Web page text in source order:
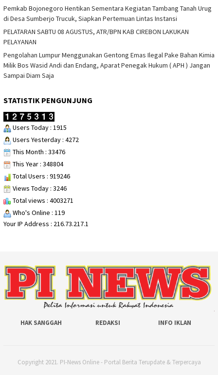
Pemkab Bojonegoro Hentikan Sementara Kegiatan Tambang Tanah Urug
di Desa Sumberjo Trucuk, Siapkan Pertemuan Lintas Instansi
PELATARAN SABTU 08 AGUSTUS, ATR/BPN KAB CIREBON LAKUKAN
PELAYANAN
Pengolahan Lumpur Menggunakan Gentong Emas Ilegal Pake Bahan Kimia
Milik Bos Wasid Andi dan Endang, Aparat Penegak Hukum ( APH ) Jangan
Sampai Diam Saja
STATISTIK PENGUNJUNG
Users Today : 1915
Users Yesterday : 4272
This Month : 33476
This Year : 348804
Total Users : 919246
Views Today : 3246
Total views : 4003271
Who's Online : 119
Your IP Address : 216.73.217.1
HAK SANGGAH REDAKSI INFO IKLAN
Copyright 2021. PI-News Online - Portal Berita Terupdate & Terpercaya